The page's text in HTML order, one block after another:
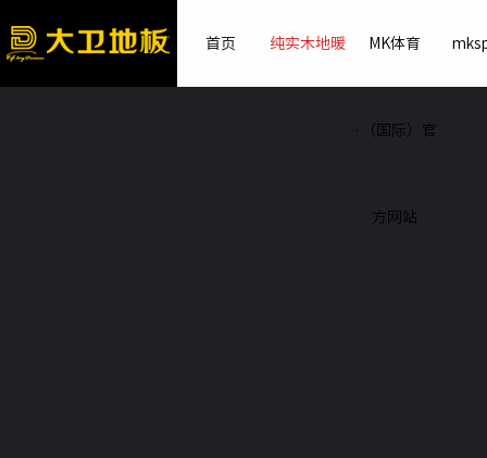
首页 纯实木地暖 MK体育
·（国际）官
方网站